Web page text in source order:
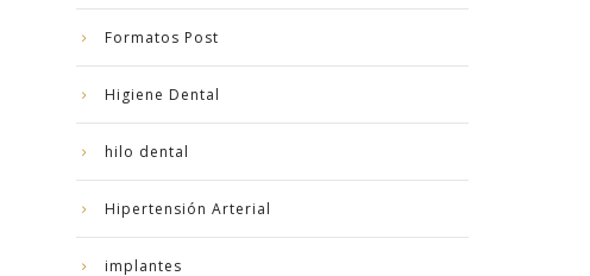
Formatos Post
Higiene Dental
hilo dental
Hipertensión Arterial
implantes